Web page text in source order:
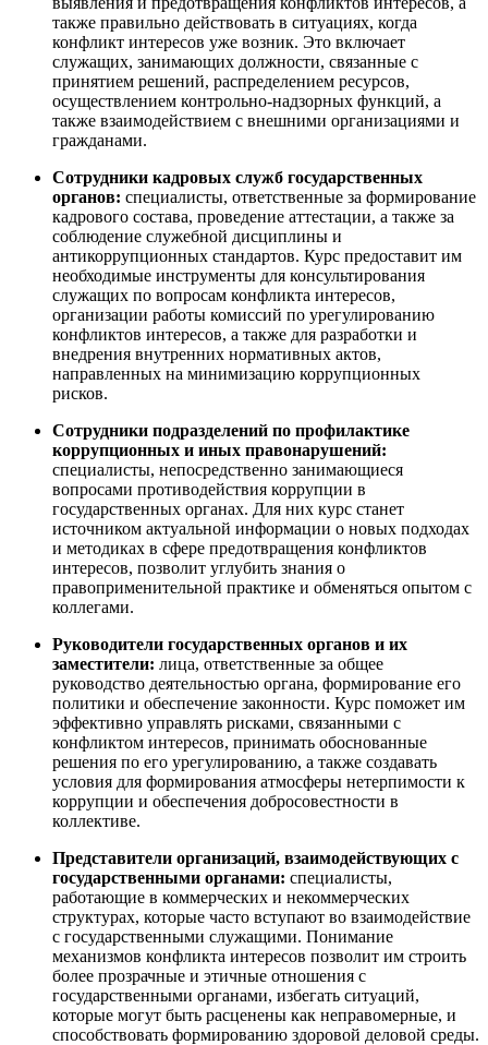
также правильно действовать в ситуациях, когда
конфликт интересов уже возник. Это включает
служащих, занимающих должности, связанные с
принятием решений, распределением ресурсов,
осуществлением контрольно-надзорных функций, а
также взаимодействием с внешними организациями и
гражданами.
Сотрудники кадровых служб государственных
органов: специалисты, ответственные за формирование
кадрового состава, проведение аттестации, а также за
соблюдение служебной дисциплины и
антикоррупционных стандартов. Курс предоставит им
необходимые инструменты для консультирования
служащих по вопросам конфликта интересов,
организации работы комиссий по урегулированию
конфликтов интересов, а также для разработки и
внедрения внутренних нормативных актов,
направленных на минимизацию коррупционных
рисков.
Сотрудники подразделений по профилактике
коррупционных и иных правонарушений:
специалисты, непосредственно занимающиеся
вопросами противодействия коррупции в
государственных органах. Для них курс станет
источником актуальной информации о новых подходах
и методиках в сфере предотвращения конфликтов
интересов, позволит углубить знания о
правоприменительной практике и обменяться опытом с
коллегами.
Руководители государственных органов и их
заместители: лица, ответственные за общее
руководство деятельностью органа, формирование его
политики и обеспечение законности. Курс поможет им
эффективно управлять рисками, связанными с
конфликтом интересов, принимать обоснованные
решения по его урегулированию, а также создавать
условия для формирования атмосферы нетерпимости к
коррупции и обеспечения добросовестности в
коллективе.
Представители организаций, взаимодействующих с
государственными органами: специалисты,
работающие в коммерческих и некоммерческих
структурах, которые часто вступают во взаимодействие
с государственными служащими. Понимание
механизмов конфликта интересов позволит им строить
более прозрачные и этичные отношения с
государственными органами, избегать ситуаций,
которые могут быть расценены как неправомерные, и
способствовать формированию здоровой деловой среды.